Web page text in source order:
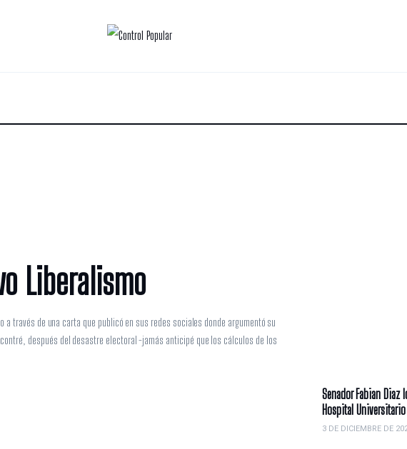
Liberalismo
través de una carta que publicó en sus redes sociales donde argumentó su
después del desastre electoral -jamás anticipé que los cálculos de los
Senador Fabian
Hospital
3 DE DICIEMBRE DE